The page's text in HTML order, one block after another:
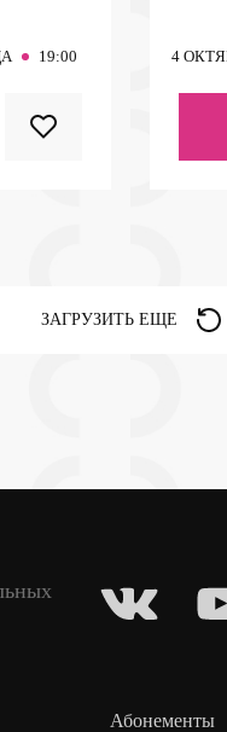
19:00 4
ЗАГРУЗИТЬ ЕЩЕ
Абонементы